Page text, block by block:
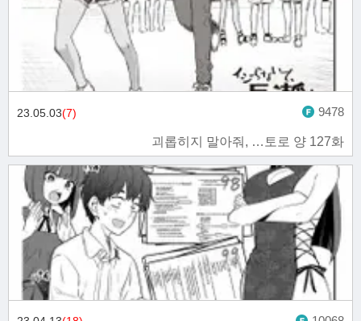
괴롭히지 말아줘, …토로 양 127화
23.05.03(7) 9478